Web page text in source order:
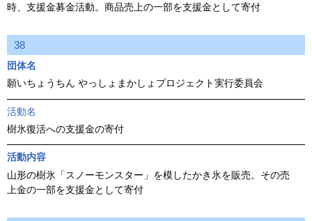
時、支援金募金活動。商品売上の一部を支援金として寄付
38
団体名
願いちょうちん やっしょまかしょプロジェクト実行委員会
活動名
樹氷復活への支援金の寄付
活動内容
山形の樹氷「スノーモンスター」を模したかき氷を販売。その売
上金の一部を支援金として寄付